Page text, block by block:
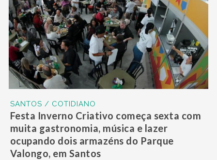
SANTOS / COTIDIANO
Festa Inverno Criativo começa sexta com
muita gastronomia, música e lazer
ocupando dois armazéns do Parque
Valongo, em Santos